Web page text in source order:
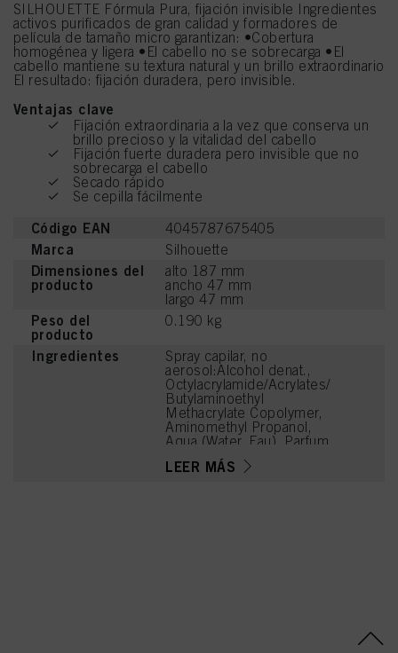
SILHOUETTE Fórmula Pura, fijación invisible Ingredientes
activos purificados de gran calidad y formadores de
película de tamaño micro garantizan: •Cobertura
homogénea y ligera •El cabello no se sobrecarga •El
cabello mantiene su textura natural y un brillo extraordinario
El resultado: fijación duradera, pero invisible.
Ventajas clave
Fijación extraordinaria a la vez que conserva un
brillo precioso y la vitalidad del cabello
Fijación fuerte duradera pero invisible que no
sobrecarga el cabello
Secado rápido
Se cepilla fácilmente
Código EAN 4045787675405
Marca Silhouette
Dimensiones del
producto
alto 187 mm
ancho 47 mm
largo 47 mm
Peso del
producto
0.190 kg
Ingredientes
Spray capilar, no
aerosol:Alcohol denat.,
Octylacrylamide/Acrylates/
Butylaminoethyl
Methacrylate Copolymer,
Aminomethyl Propanol,
Aqua (Water, Eau), Parfum
(Fragrance), Benzoic
Acid, Linalool, Acetyl
LEER MÁS